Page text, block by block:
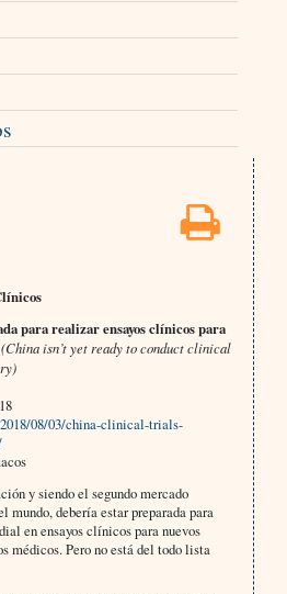
para realizar ensayos clínicos para
(China isn’t yet ready to conduct clinical
08/03/china-clinical-trials-
y siendo el segundo mercado
mundo, debería estar preparada para
en ensayos clínicos para nuevos
médicos. Pero no está del todo lista